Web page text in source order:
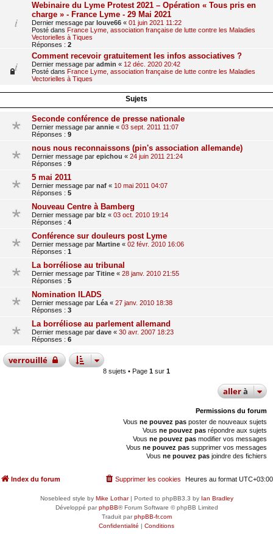
Webinaire du Lyme Protest 2021 – Opération « Tous pris en
charge » - France Lyme - 29 Mai 2021
Dernier message par louve66 « 01 juin 2021 11:22
Posté dans France Lyme, association française de lutte contre les Maladies
Vectorielles à Tiques
Réponses : 2
Comment recevoir gratuitement les infos associatives ?
Dernier message par admin « 12 déc. 2020 20:42
Posté dans France Lyme, association française de lutte contre les Maladies
Vectorielles à Tiques
Sujets
Seconde conférence de presse nationale
Dernier message par annie « 03 sept. 2011 11:07
Réponses : 9
nous nous reconnaissons (pin's association allemande)
Dernier message par epichou « 24 juin 2011 21:24
Réponses : 9
5 mai 2011
Dernier message par naf « 10 mai 2011 04:07
Réponses : 5
Nouveau Centre à Bamberg
Dernier message par blz « 03 oct. 2010 19:14
Réponses : 4
Conférence sur douleurs post Lyme
Dernier message par Martine « 02 févr. 2010 16:06
Réponses : 1
La borréliose au tribunal
Dernier message par Titine « 28 janv. 2010 21:55
Réponses : 5
Nomination ILADS
Dernier message par Léa « 27 janv. 2010 18:38
Réponses : 3
La borréliose au parlement allemand
Dernier message par dave « 30 avr. 2007 18:23
Réponses : 6
verrouillé
8 sujets • Page 1 sur 1
allerà
Permissions du forum
Vous ne pouvez pas poster de nouveaux sujets
Vous ne pouvez pas répondre aux sujets
Vous ne pouvez pas modifier vos messages
Vous ne pouvez pas supprimer vos messages
Vous ne pouvez pas joindre des fichiers
Index du forum Heures au format UTC+03:00
Supprimer les cookies
Nosebleed style by Mike Lothar| Ported to phpBB3.3 by Ian Bradley
Développé parphpBB® Forum Software © phpBB Limited
Traduit parphpBB-fr.com
Confidentialité | Conditions